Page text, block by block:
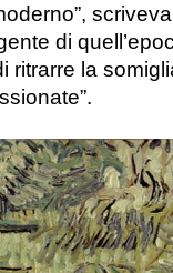
scriveva
di
ritrarre la